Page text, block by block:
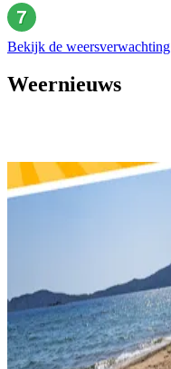
Bekijk de weersverwachting
Weernieuws